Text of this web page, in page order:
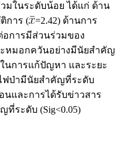
มในระดับน้อย ได้แก่ ด้าน
การ (
=2.42) ด้านการ
อการมีส่วนร่วมของ
หมอกควันอย่างมีนัยสำคัญ
นการแก้ปัญหา และระยะ
ฟป่ามีนัยสำคัญที่ระดับ
นและการได้รับข่าวสาร
ระดับ (Sig<0.05)